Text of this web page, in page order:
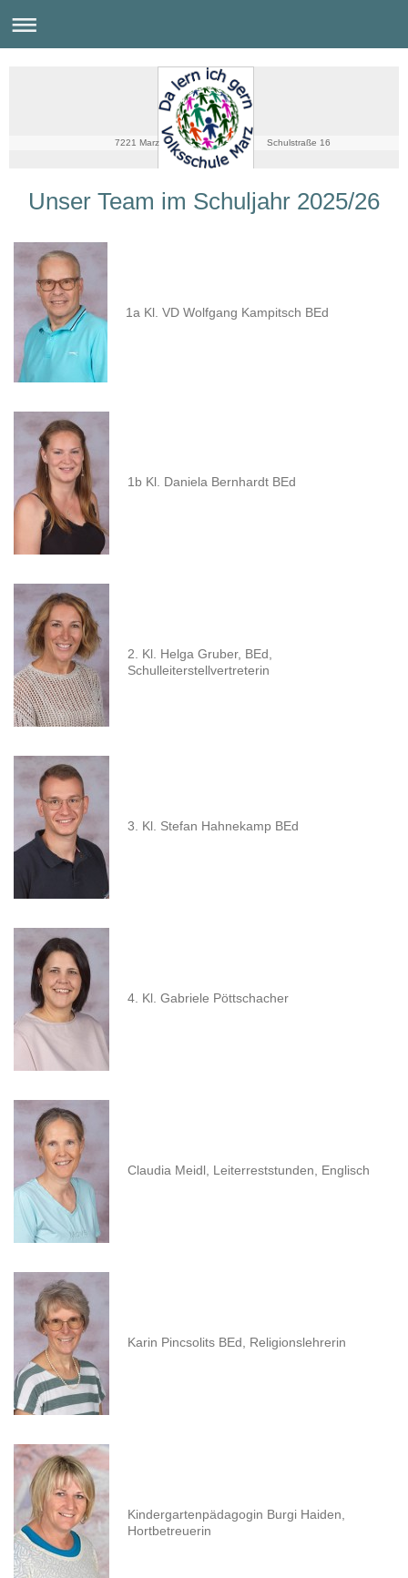
7221 Marz Schulstraße 16
Unser Team im Schuljahr 2025/26
1a Kl. VD Wolfgang Kampitsch BEd
1b Kl. Daniela Bernhardt BEd
2. Kl. Helga Gruber, BEd,
Schulleiterstellvertreterin
3. Kl. Stefan Hahnekamp BEd
4. Kl. Gabriele Pöttschacher
Claudia Meidl, Leiterreststunden, Englisch
Karin Pincsolits BEd, Religionslehrerin
Kindergartenpädagogin Burgi Haiden,
Hortbetreuerin